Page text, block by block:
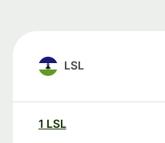
LSL
1 LSL